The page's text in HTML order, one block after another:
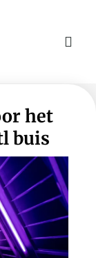
het
buis